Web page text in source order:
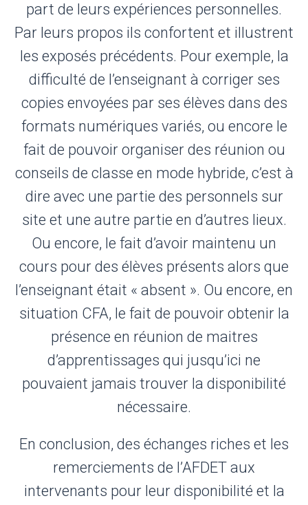
part de leurs expériences personnelles.
Par leurs propos ils confortent et illustrent
les exposés précédents. Pour exemple, la
difficulté de l’enseignant à corriger ses
copies envoyées par ses élèves dans des
formats numériques variés, ou encore le
fait de pouvoir organiser des réunion ou
conseils de classe en mode hybride, c’est à
dire avec une partie des personnels sur
site et une autre partie en d’autres lieux.
Ou encore, le fait d’avoir maintenu un
cours pour des élèves présents alors que
l’enseignant était « absent ». Ou encore, en
situation CFA, le fait de pouvoir obtenir la
présence en réunion de maitres
d’apprentissages qui jusqu’ici ne
pouvaient jamais trouver la disponibilité
nécessaire.
En conclusion, des échanges riches et les
remerciements de l’AFDET aux
intervenants pour leur disponibilité et la